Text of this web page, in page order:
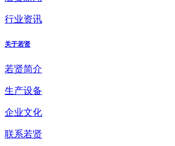
行业资讯
关于若贤
若贤简介
生产设备
企业文化
联系若贤